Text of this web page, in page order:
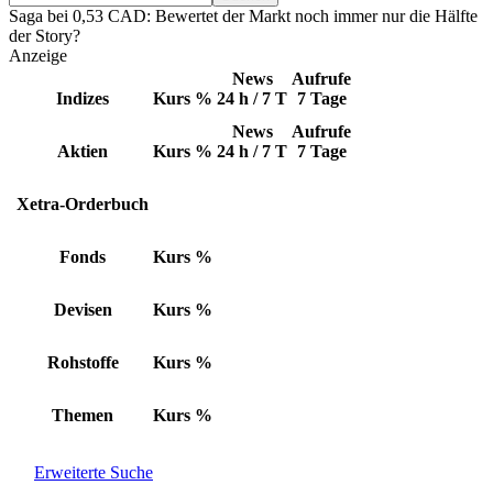
Saga bei 0,53 CAD: Bewertet der Markt noch immer nur die Hälfte
der Story?
Anzeige
Indizes Kurs %
News
24 h / 7 T
Aufrufe
7 Tage
Aktien Kurs %
News
24 h / 7 T
Aufrufe
7 Tage
Xetra-Orderbuch
Fonds Kurs %
Devisen Kurs %
Rohstoffe Kurs %
Themen Kurs %
Erweiterte Suche